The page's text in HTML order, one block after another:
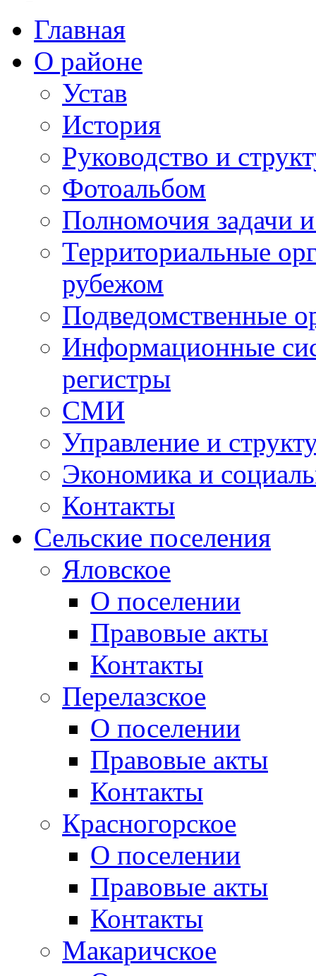
Главная
О районе
Устав
История
Руководство и
Фотоальбом
Полномочия задачи
Территориальные
рубежом
Подведомственные
Информационные
регистры
СМИ
Управление и
Экономика и
Контакты
Сельские поселения
Яловское
О поселении
Правовые акты
Контакты
Перелазское
О поселении
Правовые акты
Контакты
Красногорское
О поселении
Правовые акты
Контакты
Макаричское